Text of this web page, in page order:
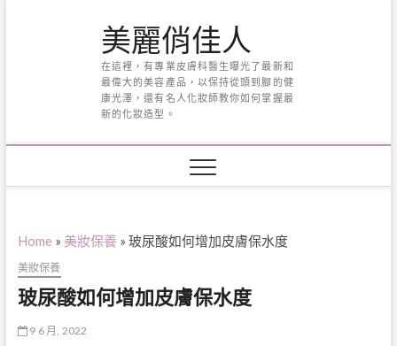
美麗俏佳人
在這裡，有專業皮膚科醫生曝光了最新和
最偉大的美容產品，以保持從頭到腳的健
康光澤，還有名人化妝師教你如何掌握最
新的化妝造型。
Home » 美妝保養 » 玻尿酸如何增加皮膚保水度
美妝保養
玻尿酸如何增加皮膚保水度
9 6 月, 2022